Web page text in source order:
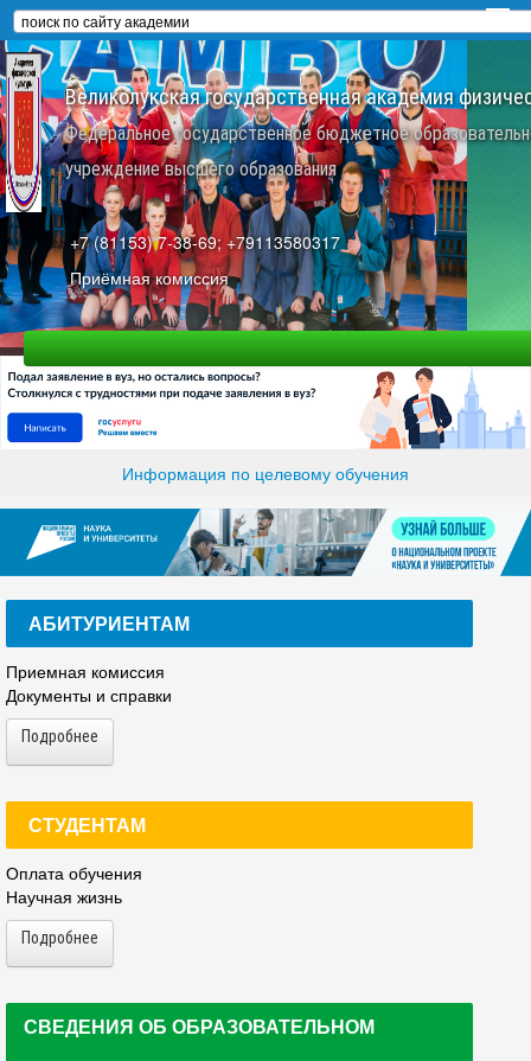
Великолукская государственная академия
Федеральное государственное бюджетное
учреждение высшего образования
+7 (81153) 7-38-69; +79113580317
Приёмная комиссия
Информация по целевому обучения
АБИТУРИЕНТАМ
Приемная комиссия
Документы и справки
Подробнее
СТУДЕНТАМ
Оплата обучения
Научная жизнь
Подробнее
СВЕДЕНИЯ ОБ ОБРАЗОВАТЕЛЬНОМ